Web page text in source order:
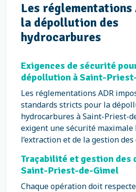
Les réglementations
la dépollution des
hydrocarbures
Exigences de sécurité
dépollution à Saint-
Les réglementations ADR
standards stricts pour la
hydrocarbures à Saint-Priest-
exigent une sécurité maximale
l’extraction et de la gestion des
Traçabilité et gestion des
Saint-Priest-de-Gimel
Chaque opération doit